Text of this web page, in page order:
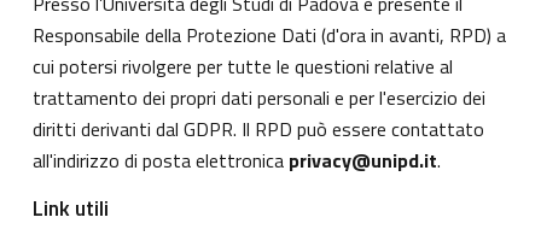
Responsabile della Protezione Dati (d'ora in avanti, RPD) a
cui potersi rivolgere per tutte le questioni relative al
trattamento dei propri dati personali e per l'esercizio dei
diritti derivanti dal GDPR. Il RPD può essere contattato
all'indirizzo di posta elettronica privacy@unipd.it.
Link utili